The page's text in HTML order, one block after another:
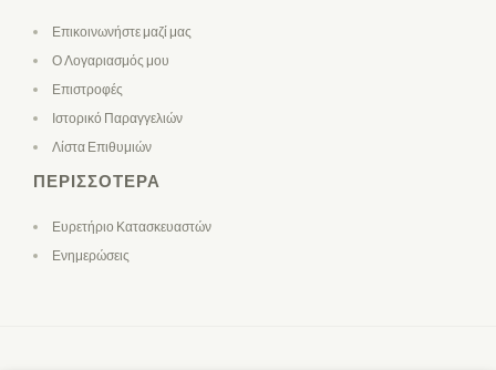
Επικοινωνήστε μαζί μας
Ο Λογαριασμός μου
Επιστροφές
Ιστορικό Παραγγελιών
Λίστα Επιθυμιών
ΠΕΡΙΣΣΌΤΕΡΑ
Ευρετήριο Κατασκευαστών
Ενημερώσεις